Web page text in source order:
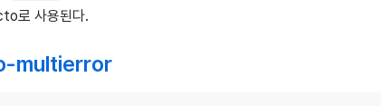
로 사용된다.
multierror